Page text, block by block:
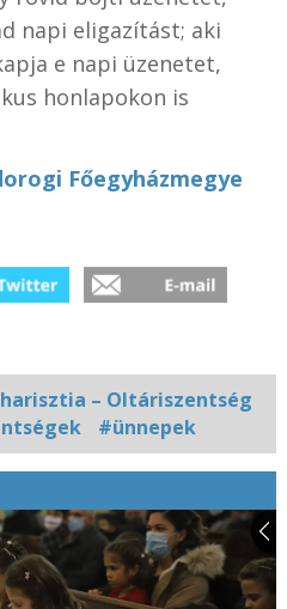
napi eligazítást; aki
e napi üzenetet,
honlapokon is
Főegyházmegye
– Oltáriszentség
#ünnepek